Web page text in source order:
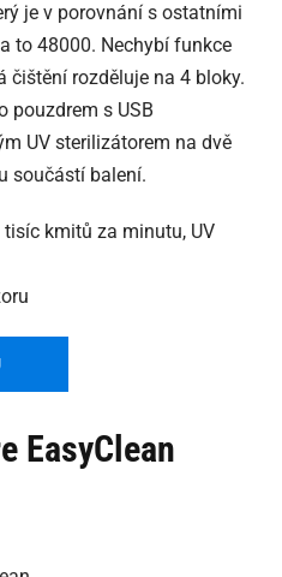
je v porovnání s ostatními
to 48000. Nechybí funkce
čištění rozděluje na 4 bloky.
pouzdrem s USB
UV sterilizátorem na dvě
součástí balení.
kmitů za minutu, UV
EasyClean